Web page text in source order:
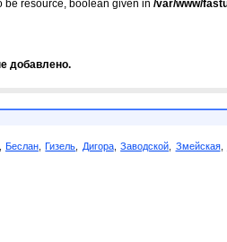
be resource, boolean given in /var/www/
добавлено.
Беслан,Гизель Дигора,Заводской Змейская,